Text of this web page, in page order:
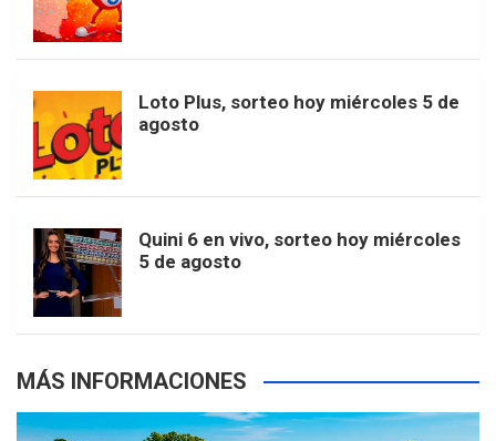
o
k
t
e
r
b
Loto Plus, sorteo hoy miércoles 5 de
agosto
Quini 6 en vivo, sorteo hoy miércoles
5 de agosto
MÁS INFORMACIONES